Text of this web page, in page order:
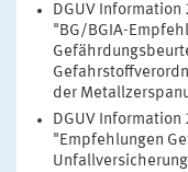
DGUV
"BG/BGIA-
der
DGUV
"Empfehlungen